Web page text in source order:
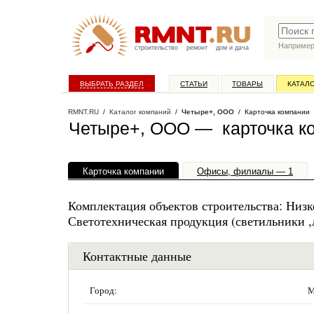
строительство ремонт дом и дача
ВЫБРАТЬ РАЗДЕЛ СТАТЬИ ТОВАРЫ
RMNT.RU / Каталог компаний / Четыре+, ООО / Карточка компании
Четыре+, ООО — карточка
Карточка компании Офисы, филиалы — 1
Комплектация объектов строительства:
Светотехническая продукция
Контактные данные
Город: